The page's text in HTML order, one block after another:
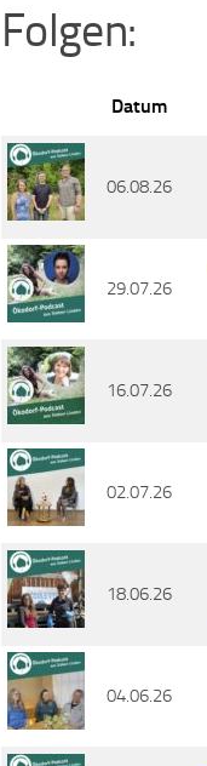
Folgen:
Datum
06.08.26
29.07.26
16.07.26
02.07.26
18.06.26
04.06.26